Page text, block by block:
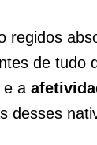
regidos
de tudo
e a
desses